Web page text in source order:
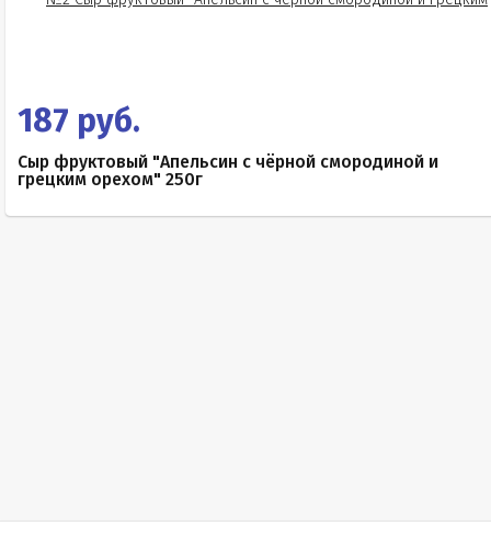
187 руб.
Сыр фруктовый "Апельсин с чёрной смородиной и
грецким орехом" 250г